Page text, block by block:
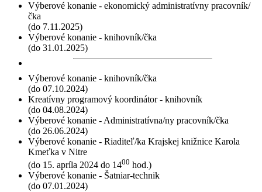
Výberové konanie - ekonomický administratívny pracovník/
čka
(do 7.11.2025)
Výberové konanie - knihovník/čka
(do 31.01.2025)
Výberové konanie - knihovník/čka
(do 07.10.2024)
Kreatívny programový koordinátor - knihovník
(do 04.08.2024)
Výberové konanie - Administratívna/ny pracovník/čka
(do 26.06.2024)
Výberové konanie - Riaditeľ/ka Krajskej knižnice Karola
Kmeťka v Nitre
(do 15. apríla 2024 do 1400 hod.)
Výberové konanie - Šatniar-technik
(do 07.01.2024)